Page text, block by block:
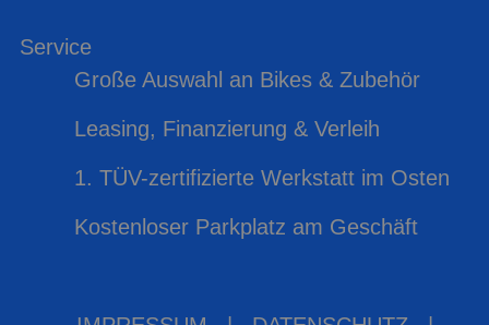
Service
Große Auswahl an Bikes & Zubehör
Leasing, Finanzierung & Verleih
1. TÜV-zertifizierte Werkstatt im Osten
Kostenloser Parkplatz am Geschäft